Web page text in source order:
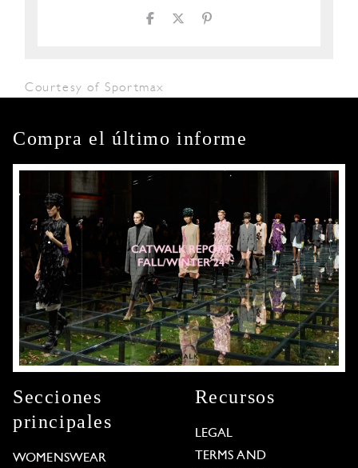
Courtesy of Sportmax
Compra el último informe
Secciones
principales
WOMENSWEAR
Recursos
LEGAL
TERMS AND